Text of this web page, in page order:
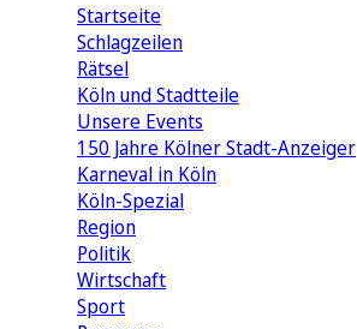
Startseite
Schlagzeilen
Rätsel
Köln und Stadtteile
Unsere Events
150 Jahre Kölner Stadt-Anzeiger
Karneval in Köln
Köln-Spezial
Region
Politik
Wirtschaft
Sport